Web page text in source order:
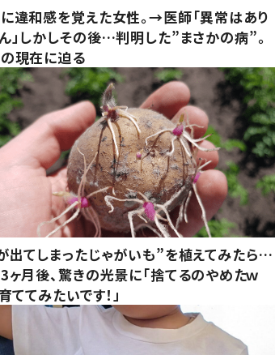
違和感を覚えた女性。→医師「異常はあり
」しかしその後…判明した”まさかの病”。
現在に迫る
出てしまったじゃがいも”を植えてみたら…
月後、驚きの光景に「捨てるのやめたｗ
育ててみたいです！」